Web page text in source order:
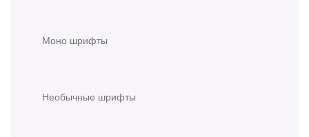
Моно шрифты
Необычные шрифты